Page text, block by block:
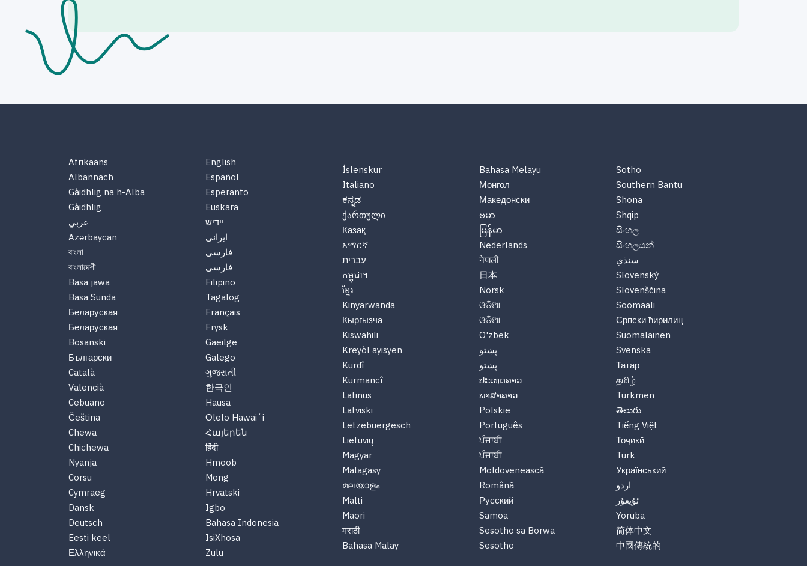
Afrikaans
Albannach
Gàidhlig na h-Alba
Gàidhlig
عربي
Azərbaycan
বাংলা
বাংলাদেশী
Basa jawa
Basa Sunda
Беларуская
Беларуская
Bosanski
Български
Català
Valencià
Cebuano
Čeština
Chewa
Chichewa
Nyanja
Corsu
Cymraeg
Dansk
Deutsch
Eesti keel
Ελληνικά
English
Español
Esperanto
Euskara
יידיש
ایرانی
فارسی
فارسی
Filipino
Tagalog
Français
Frysk
Gaeilge
Galego
ગુજરાતી
한국인
Hausa
Ōlelo Hawaiʻi
Հայերեն
हिंदी
Hmoob
Mong
Hrvatski
Igbo
Bahasa Indonesia
IsiXhosa
Zulu
Íslenskur
Italiano
ಕನ್ನಡ
ქართული
Казақ
አማርኛ
עִברִית
កម្ពុជា។
ខ្មែរ
Kinyarwanda
Кыргызча
Kiswahili
Kreyòl ayisyen
Kurdî
Kurmancî
Latinus
Latviski
Lëtzebuergesch
Lietuvių
Magyar
Malagasy
മലയാളം
Malti
Maori
मराठी
Bahasa Malay
Bahasa Melayu
Монгол
Македонски
ဗမာ
မြန်မာ
Nederlands
नेपाली
日本
Norsk
ଓଡିଆ
ଓଡିଆ
O'zbek
پښتو
پښتو
ປະເທດລາວ
ພາສາລາວ
Polskie
Português
ਪੰਜਾਬੀ
ਪੰਜਾਬੀ
Moldovenească
Română
Русский
Samoa
Sesotho sa Borwa
Sesotho
Sotho
Southern Bantu
Shona
Shqip
සිංහල
සිංහලයන්
سنڌي
Slovenský
Slovenščina
Soomaali
Српски ћирилиц
Suomalainen
Svenska
Татар
தமிழ்
Türkmen
తెలుగు
Tiếng Việt
Тоҷикӣ
Türk
Український
اردو
ئۇيغۇر
Yoruba
简体中文
中國傳統的